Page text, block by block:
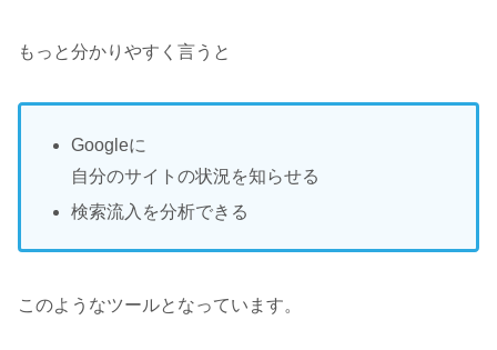
もっと分かりやすく言うと
Googleに
自分のサイトの状況を知らせる
検索流入を分析できる
このようなツールとなっています。